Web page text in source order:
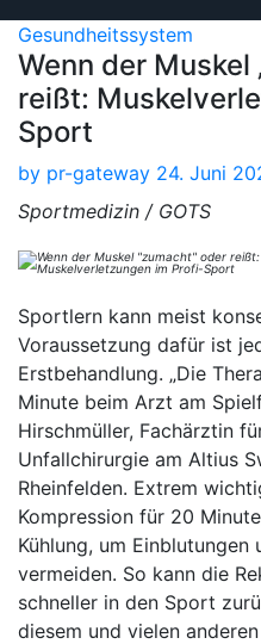
Gesundheitssystem
Wenn der Muskel
reißt:
Sport
by pr-gateway 24. Juni
Sportmedizin / GOTS
Sportlern kann meist
Voraussetzung dafür ist
Erstbehandlung. „Die
Minute beim Arzt am
Hirschmüller, Fachärztin
Unfallchirurgie am Altius
Rheinfelden. Extrem
Kompression für 20
Kühlung, um Einblutungen
vermeiden. So kann die
schneller in den Sport
diesem und vielen